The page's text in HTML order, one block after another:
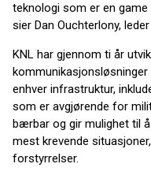
teknologi som er en
sier Dan Ouchterlony,
KNL har gjennom ti år
enhver infrastruktur,
som er avgjørende for
bærbar og gir mulighet til
mest krevende
forstyrrelser.